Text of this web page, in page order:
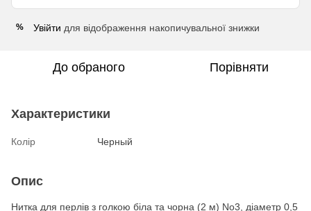
% Увійти для відображення накопичувальної знижки
До обраного Порівняти
Характеристики
Колір Черный
Опис
Нитка для перлів з голкою біла та чорна (2 м) No3, діаметр 0,5